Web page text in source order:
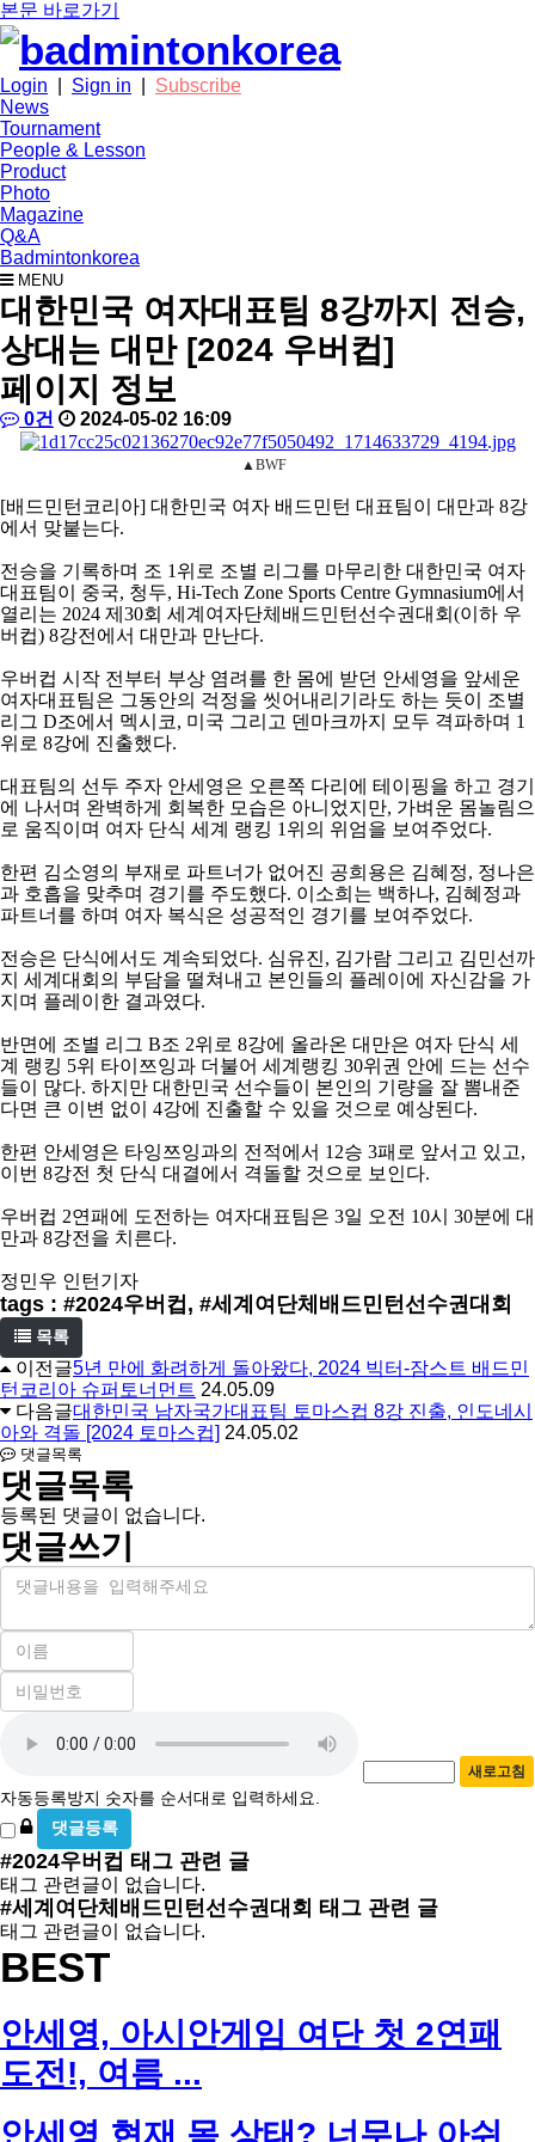
본문 바로가기
Login Sign in
Subscribe
News
Tournament
People & Lesson
Product
Photo
Magazine
Q&A
Badmintonkorea
MENU
news
대한민국 여자대표팀 8강까지 전승,
상대는 대만 [2024 우버컵]
페이지 정보
작
배
코
리
댓 0건 작
성
2024-05-02 16:09
본
▲BWF
[배드민턴코리아] 대한민국 여자 배드민턴 대표팀이 대만과 8강
에서 맞붙는다.
전승을 기록하며 조 1 위로 조별 리그를 마무리한 대한민국 여자
대표팀이 중국, 청두, Hi-Tech Zone Sports Centre Gymnasium에서
열리는 2024 제 30회 세계여자단체배드민턴선수권대회 (이하 우
버컵) 8강전에서 대만과 만난다.
우버컵 시작 전부터 부상 염려를 한 몸에 받던 안세영을 앞세운
여자대표팀은 그동안의 걱정을 씻어내리기라도 하는 듯이 조별
리그 D조에서 멕시코, 미국 그리고 덴마크까지 모두 격파하며 1
위로 8강에 진출했다.
대표팀의 선두 주자 안세영은 오른쪽 다리에 테이핑을 하고 경기
에 나서며 완벽하게 회복한 모습은 아니었지만, 가벼운 몸놀림으
로 움직이며 여자 단식 세계 랭킹 1 위의 위엄을 보여주었다.
한편 김소영의 부재로 파트너가 없어진 공희용은 김혜정, 정나은
과 호흡을 맞추며 경기를 주도했다. 이소희는 백하나, 김혜정과
파트너를 하며 여자 복식은 성공적인 경기를 보여주었다.
전승은 단식에서도 계속되었다. 심유진, 김가람 그리고 김민선까
지 세계대회의 부담을 떨쳐내고 본인들의 플레이에 자신감을 가
지며 플레이한 결과였다.
반면에 조별 리그 B조 2위로 8강에 올라온 대만은 여자 단식 세
계 랭킹 5위 타이쯔잉과 더불어 세계랭킹 30위권 안에 드는 선수
들이 많다. 하지만 대한민국 선수들이 본인의 기량을 잘 뽐내준
다면 큰 이변 없이 4강에 진출할 수 있을 것으로 예상된다.
한편 안세영은 타잉쯔잉과의 전적에서 12승 3패로 앞서고 있고,
이번 8강전 첫 단식 대결에서 격돌할 것으로 보인다.
우버컵 2연패에 도전하는 여자대표팀은 3일 오전 10시 30분에 대
만과 8강전을 치른다.
정민우 인턴기자
tags : #2024우버컵, #세계여단체배드민턴선수권대회
목록
이전글5년 만에 화려하게 돌아왔다, 2024 빅터-잠스트 배드민
턴코리아 슈퍼토너먼트 24.05.09
다음글대한민국 남자국가대표팀 토마스컵 8강 진출, 인도네시
아와 격돌 [2024 토마스컵] 24.05.02
댓글목록
댓글목록
등록된 댓글이 없습니다.
댓글쓰기
내
이
필
수
비
밀
수
록
방
지
새로고침
자동등록방지 숫자를 순서대로 입력하세요.
비
밀
글
사
용
#2024우버컵 태그 관련 글
태그 관련글이 없습니다.
#세계여단체배드민턴선수권대회 태그 관련 글
태그 관련글이 없습니다.
BEST
안세영, 아시안게임 여단 첫 2연패
도전!, 여름 ...
안세영 현재 몸 상태? 너무나 아쉬